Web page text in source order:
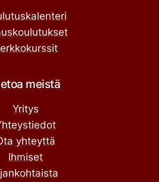
meistä
Yritys
yhteyttä
Ihmiset